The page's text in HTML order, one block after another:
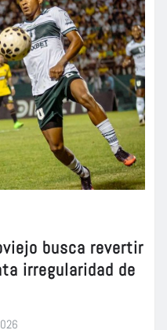
busca revertir
irregularidad de